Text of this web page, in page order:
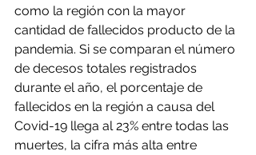
como la región con la mayor
cantidad de fallecidos producto de la
pandemia. Si se comparan el número
de decesos totales registrados
durante el año, el porcentaje de
fallecidos en la región a causa del
Covid-19 llega al 23% entre todas las
muertes, la cifra más alta entre